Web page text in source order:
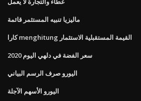
ماليزيا تنبيه المستثمر قائمة
كارا menghitung القيمة المستقبلية الاستثمار
سعر الفضة في دلهي اليوم 2020
اليورو صرف الرسم البياني
اليورو الأسهم الآجلة